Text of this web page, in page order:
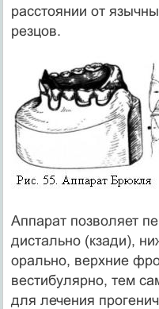
расстоянии от
резцов.
Аппарат позволяет
дистально (кзади),
орально, верхние
вестибулярно, тем
для лечения